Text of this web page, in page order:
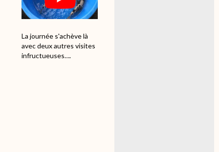
La journée s'achève là
avec deux autres visites
infructueuses….